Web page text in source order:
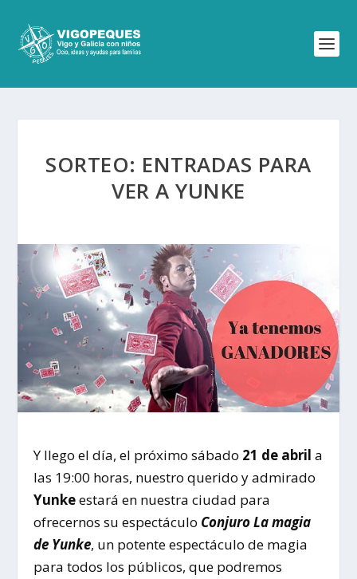
SORTEO: ENTRADAS PARA
VER A YUNKE
Y llego el día, el próximo sábado 21 de abrila
las 19:00 horas, nuestro querido y admirado
Yunkeestará en nuestra ciudad para
ofrecernos su espectáculo Conjuro La magia
de Yunke, un potente espectáculo de magia
para todos los públicos, que podremos